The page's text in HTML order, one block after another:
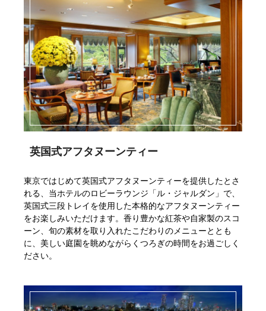
英国式アフタヌーンティー
東京ではじめて英国式アフタヌーンティーを提供したとさ
れる、当ホテルのロビーラウンジ「ル・ジャルダン」で、
英国式三段トレイを使用した本格的なアフタヌーンティー
をお楽しみいただけます。香り豊かな紅茶や自家製のスコ
ーン、旬の素材を取り入れたこだわりのメニューととも
に、美しい庭園を眺めながらくつろぎの時間をお過ごしく
ださい。